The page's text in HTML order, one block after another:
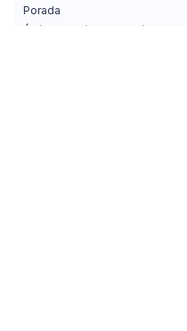
Porada
Świadczenie usług między